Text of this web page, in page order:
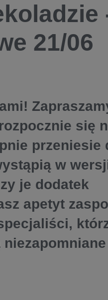
21/06
się
przeniesie
w
je dodatek
apetyt